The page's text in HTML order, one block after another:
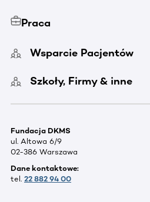
Praca
Wsparcie Pacjentów
Szkoły, Firmy & inne
Fundacja DKMS
ul. Altowa 6/9
02-386 Warszawa
Dane kontaktowe:
tel. 22 882 94 00